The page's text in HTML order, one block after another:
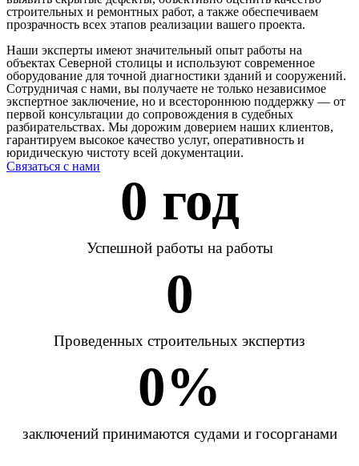
строительных и ремонтных работ, а также обеспечиваем
прозрачность всех этапов реализации вашего проекта.
Наши эксперты имеют значительный опыт работы на
объектах Северной столицы и используют современное
оборудование для точной диагностики зданий и сооружений.
Сотрудничая с нами, вы получаете не только независимое
экспертное заключение, но и всестороннюю поддержку — от
первой консультации до сопровождения в судебных
разбирательствах. Мы дорожим доверием наших клиентов,
гарантируем высокое качество услуг, оперативность и
юридическую чистоту всей документации.
Связаться с нами
0 год
Успешной работы на работы
0
Проведенных строительных экспертиз
0%
заключений принимаются судами и госорганами